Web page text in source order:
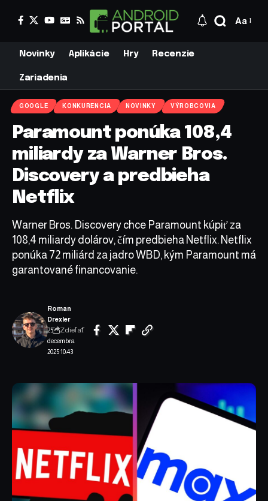
Aa
Novinky Aplikácie Hry Recenzie
Zariadenia
GOOGLE KONKURENCIA NOVINKY VÝROBCOVIA
Paramount ponúka 108,4
miliardy za Warner Bros.
Discovery a predbieha
Netflix
Warner Bros. Discovery chce Paramount kúpiť za
108,4 miliardy dolárov, čím predbieha Netflix. Netflix
ponúka 72 miliárd za jadro WBD, kým Paramount má
garantované financovanie.
25.
decembra
2025 10:43
Roman
Drexler
Zdieľať